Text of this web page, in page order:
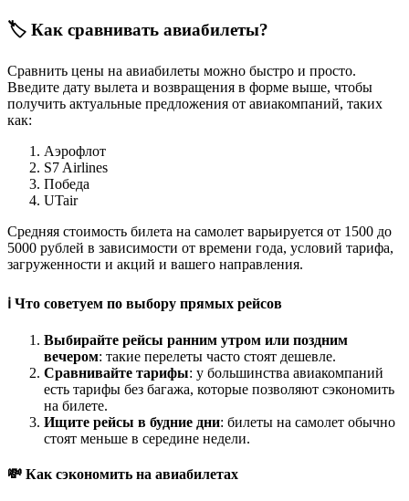
🏷️ Как сравнивать авиабилеты?
Сравнить цены на авиабилеты можно быстро и просто.
Введите дату вылета и возвращения в форме выше, чтобы
получить актуальные предложения от авиакомпаний, таких
как:
Аэрофлот
S7 Airlines
Победа
UTair
Средняя стоимость билета на самолет варьируется от 1500 до
5000 рублей в зависимости от времени года, условий тарифа,
загруженности и акций и вашего направления.
ℹ️ Что советуем по выбору прямых рейсов
Выбирайте рейсы ранним утром или поздним
вечером: такие перелеты часто стоят дешевле.
Сравнивайте тарифы: у большинства авиакомпаний
есть тарифы без багажа, которые позволяют сэкономить
на билете.
Ищите рейсы в будние дни: билеты на самолет обычно
стоят меньше в середине недели.
💸 Как сэкономить на авиабилетах